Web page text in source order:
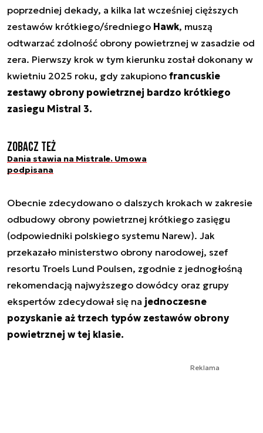
poprzedniej dekady, a kilka lat wcześniej cięższych
zestawów krótkiego/średniego Hawk, muszą
odtwarzać zdolność obrony powietrznej w zasadzie od
zera. Pierwszy krok w tym kierunku został dokonany w
kwietniu 2025 roku, gdy zakupiono francuskie
zestawy obrony powietrznej bardzo krótkiego
zasiegu Mistral 3.
Zobacz też
Dania stawia na Mistrale. Umowa
podpisana
Obecnie zdecydowano o dalszych krokach w zakresie
odbudowy obrony powietrznej krótkiego zasięgu
(odpowiedniki polskiego systemu Narew). Jak
przekazało ministerstwo obrony narodowej, szef
resortu Troels Lund Poulsen, zgodnie z jednogłośną
rekomendacją najwyższego dowódcy oraz grupy
ekspertów zdecydował się na jednoczesne
pozyskanie aż trzech typów zestawów obrony
powietrznej w tej klasie.
Reklama